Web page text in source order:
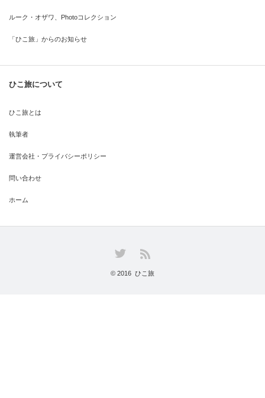
ルーク・オザワ、Photoコレクション
「ひこ旅」からのお知らせ
ひこ旅について
ひこ旅とは
執筆者
運営会社・プライバシーポリシー
問い合わせ
ホーム
© 2016 ひこ旅